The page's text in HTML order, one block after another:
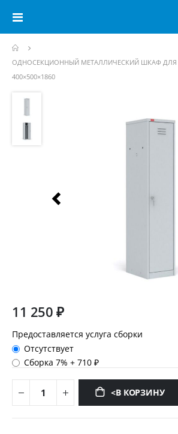
Toggle
ОДНОСЕКЦИОННЫЙ МЕТАЛЛИЧЕСКИЙ ШКАФ
400×500×1860
Пропустить
перейти
11 250 ₽
Предоставляется услуга сборки
Отсутствует
Сборка 7%+710 ₽
<В КОРЗИНУ